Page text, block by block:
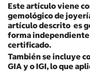
Este artículo viene
gemológico de
artículo descrito es
forma
certificado.
También se incluye
GIA y o IGI, lo que